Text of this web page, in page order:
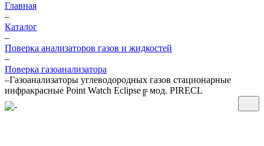
Главная
–
Каталог
–
Поверка анализаторов газов и жидкостей
–
Поверка газоанализатора
–Газоанализаторы углеводородных газов стационарные
инфракрасные Point Watch Eclipse╔ мод. PIRECL